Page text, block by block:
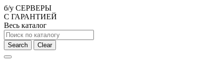
б/у СЕРВЕРЫ
С ГАРАНТИЕЙ
Весь каталог
Search Clear